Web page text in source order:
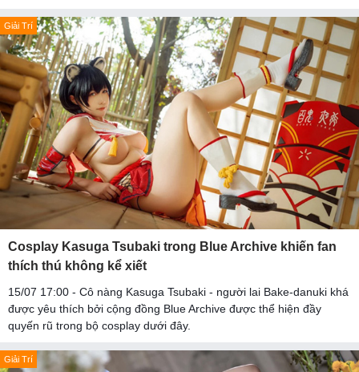
Giải Trí
Cosplay Kasuga Tsubaki trong Blue Archive khiến fan
thích thú không kể xiết
15/07 17:00 - Cô nàng Kasuga Tsubaki - người lai Bake-danuki khá
được yêu thích bởi cộng đồng Blue Archive được thể hiện đầy
quyến rũ trong bộ cosplay dưới đây.
Giải Trí